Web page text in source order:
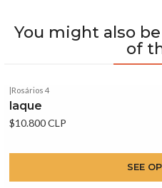
You might also
of
|Rosários 4
Iaque
$10.800 CLP
SEE